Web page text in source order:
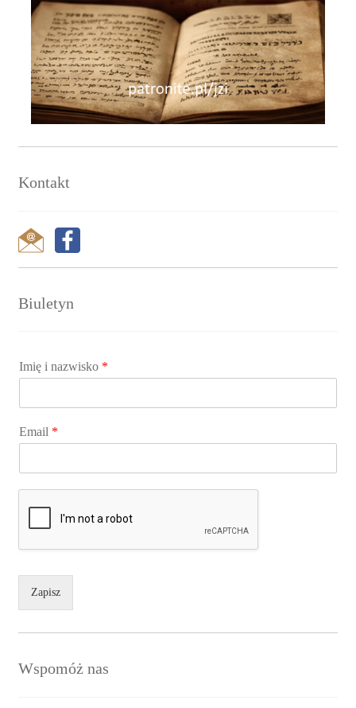
Kontakt
Biuletyn
Imię i nazwisko *
Email *
Zapisz
Wspomóż nas